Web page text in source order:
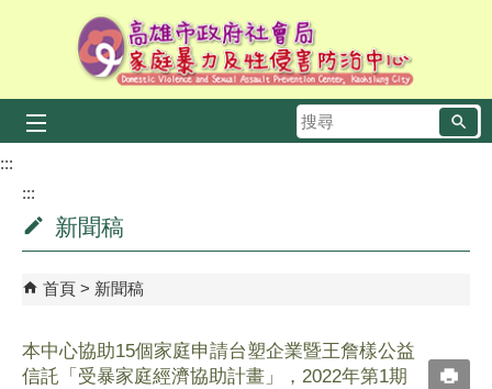
跳到主要內容區塊
搜
尋
:::
:::
新聞稿
首頁 新聞稿
本中心協助15個家庭申請台塑企業暨王詹樣公益
信託「受暴家庭經濟協助計畫」，2022年第1期